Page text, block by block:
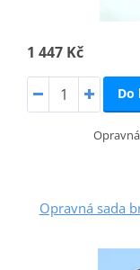
1 447 Kč
Do
Opravná sada